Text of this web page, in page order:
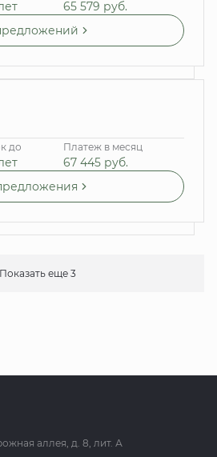
65 579 руб.
до Платеж в месяц
67 445 руб.
Показать еще 3
аллея, д. 8, лит. А